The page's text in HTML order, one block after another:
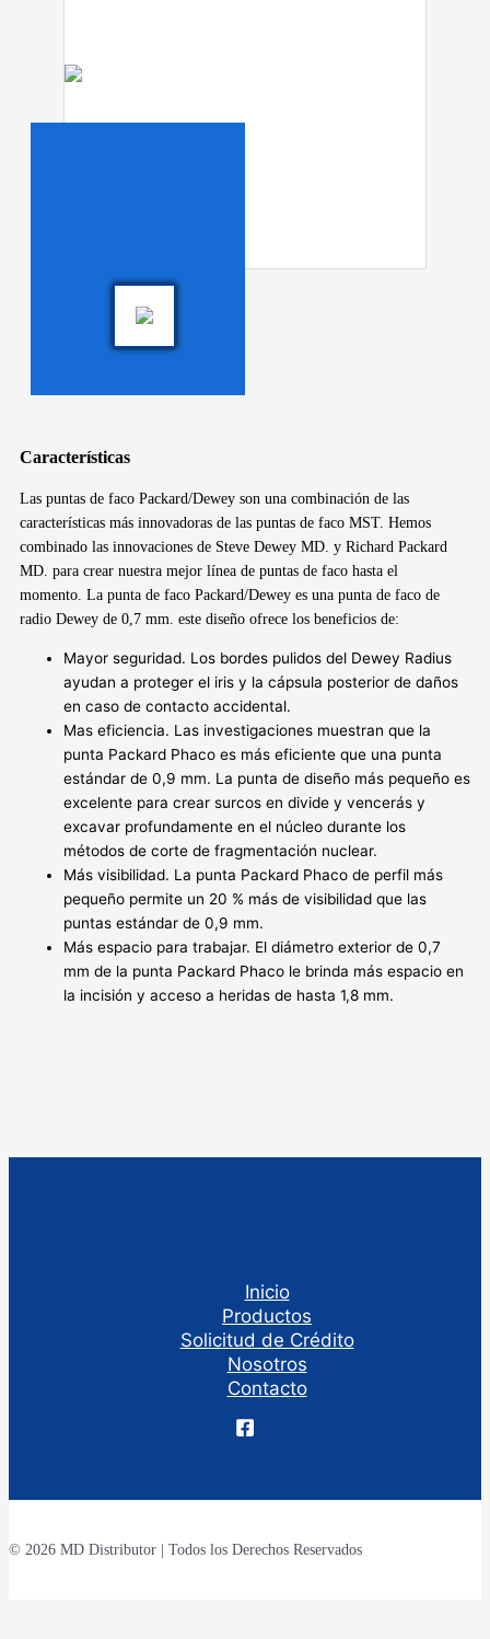
Características
Las puntas de faco Packard/Dewey son una combinación de las
características más innovadoras de las puntas de faco MST. Hemos
combinado las innovaciones de Steve Dewey MD. y Richard Packard
MD. para crear nuestra mejor línea de puntas de faco hasta el
momento. La punta de faco Packard/Dewey es una punta de faco de
radio Dewey de 0,7 mm. este diseño ofrece los beneficios de:
Mayor seguridad. Los bordes pulidos del Dewey Radius
ayudan a proteger el iris y la cápsula posterior de daños
en caso de contacto accidental.
Mas eficiencia. Las investigaciones muestran que la
punta Packard Phaco es más eficiente que una punta
estándar de 0,9 mm. La punta de diseño más pequeño es
excelente para crear surcos en divide y vencerás y
excavar profundamente en el núcleo durante los
métodos de corte de fragmentación nuclear.
Más visibilidad. La punta Packard Phaco de perfil más
pequeño permite un 20 % más de visibilidad que las
puntas estándar de 0,9 mm.
Más espacio para trabajar. El diámetro exterior de 0,7
mm de la punta Packard Phaco le brinda más espacio en
la incisión y acceso a heridas de hasta 1,8 mm.
Inicio
Productos
Solicitud de Crédito
Nosotros
Contacto
© 2026 MD Distributor | Todos los Derechos Reservados